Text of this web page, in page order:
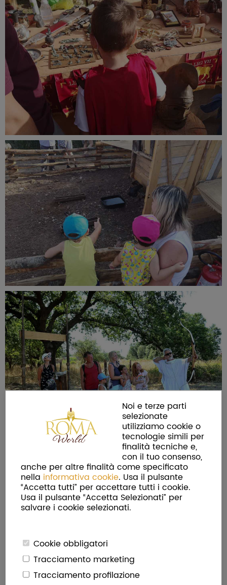
Noi e terze parti
selezionate
utilizziamo cookie o
tecnologie simili per
finalità tecniche e,
con il tuo consenso,
anche per altre finalità come specificato
nella informativa cookie. Usa il pulsante
“Accetta tutti” per accettare tutti i cookie.
Usa il pulsante “Accetta Selezionati” per
salvare i cookie selezionati.
Cookie obbligatori
Tracciamento marketing
Tracciamento profilazione